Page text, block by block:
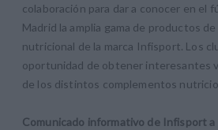
colaboración para dar a conocer en el
Madrid la amplia gama de productos
nutricional de la marca Infisport. Los
oportunidad de obtener interesantes
de los distintos complementos
Comunicado informativo de Infisport a